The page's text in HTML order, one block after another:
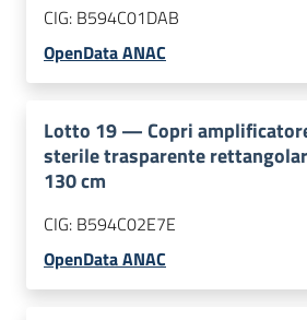
CIG: B594C01DAB
OpenData ANAC
Lotto 19—Copri
sterile trasparente
130 cm
CIG: B594C02E7E
OpenData ANAC